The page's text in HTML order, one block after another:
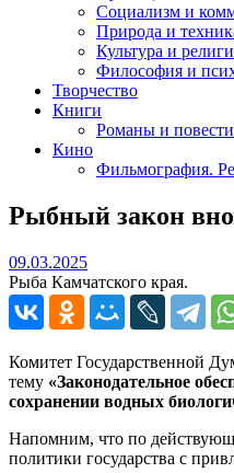
Социализм и
Природа и
Культура и
Философия и
Творчество
Книги
Романы и
Кино
Фильмография.
Рыбный закон
09.03.202509.03.2025
Рыба Камчатского края.
Комитет Государственной
тему «Законодательное
сохранении водных
Напомним, что по
политики государства с